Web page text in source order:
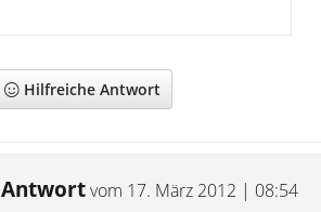
Hilfreiche Antwort
Antwortvom 17. März 2012 | 08:54